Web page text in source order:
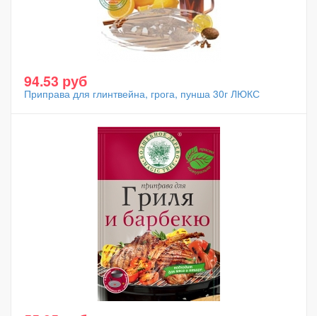
94.53 руб
Приправа для глинтвейна, грога, пунша 30г ЛЮКС